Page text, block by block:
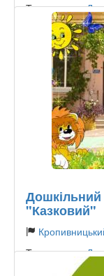
Тип садочку:
"Казковий"
Тип садочку: